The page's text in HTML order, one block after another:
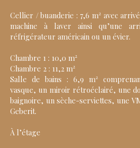
Cellier / buanderie : 7,6 m² avec
machine à laver ainsi qu’une
réfrigérateur américain ou un évier.
Chambre 1 : 10,0 m²
Chambre 2 : 11,2 m²
Salle de bains : 6,9 m²
vasque, un miroir rétroéclairé, une
baignoire, un sèche-serviettes, une
Geberit.
À l’étage